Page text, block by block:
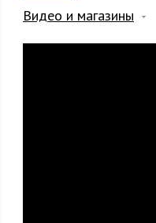
Видео и магазины